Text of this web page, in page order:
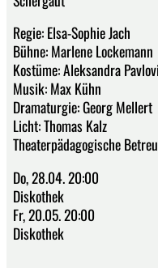
Regie: Elsa-Sophie Jach
Bühne: Marlene Lockemann
Kostüme: Aleksandra
Musik: Max Kühn
Dramaturgie: Georg Mellert
Licht: Thomas Kalz
Theaterpädagogische
Do, 28.04. 20:00
Diskothek
Fr, 20.05. 20:00
Diskothek